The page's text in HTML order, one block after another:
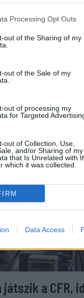
Processing Opt Outs
out of the Sharing of my
out of the Sale of my
out of processing my
for Targeted
out of Collection, Use,
and/or Sharing of my
that Is Unrelated with
which it was collected.
Data Access
kamatra adott
országrészben.
játszik a CFR,